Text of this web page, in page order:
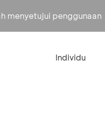
menyetujui penggunaan
Individu